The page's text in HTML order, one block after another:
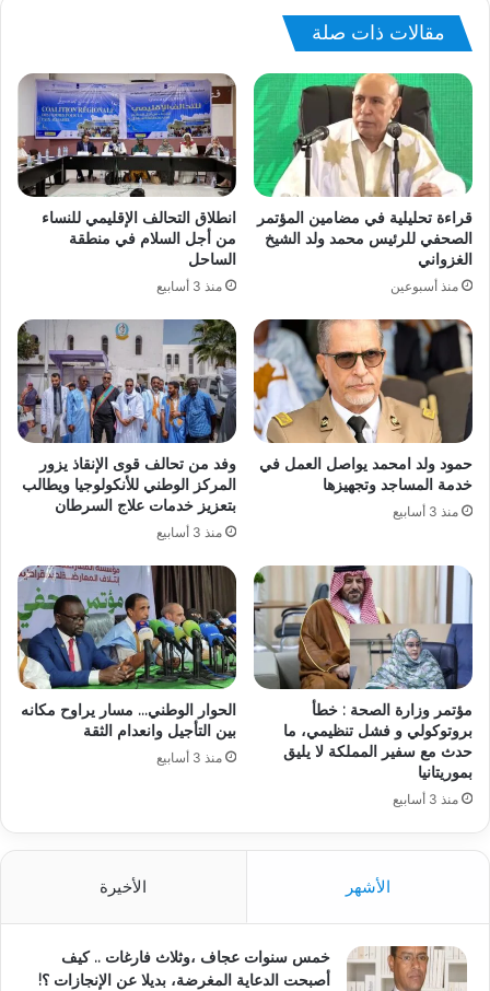
مقالات ذات صلة
قراءة تحليلية في مضامين المؤتمر
الصحفي للرئيس محمد ولد الشيخ
الغزواني
منذ أسبوعين
انطلاق التحالف الإقليمي للنساء
من أجل السلام في منطقة
الساحل
منذ 3 أسابيع
حمود ولد امحمد يواصل العمل في
خدمة المساجد وتجهيزها
منذ 3 أسابيع
وفد من تحالف قوى الإنقاذ يزور
المركز الوطني للأنكولوجيا ويطالب
بتعزيز خدمات علاج السرطان
منذ 3 أسابيع
مؤتمر وزارة الصحة : خطأ
بروتوكولي و فشل تنظيمي، ما
حدث مع سفير المملكة لا يليق
بموريتانيا
منذ 3 أسابيع
الحوار الوطني… مسار يراوح مكانه
بين التأجيل وانعدام الثقة
منذ 3 أسابيع
الأشهر الأخيرة
خمس سنوات عجاف ،وثلاث فارغات .. كيف
أصبحت الدعاية المغرضة، بديلا عن الإنجازات ؟!